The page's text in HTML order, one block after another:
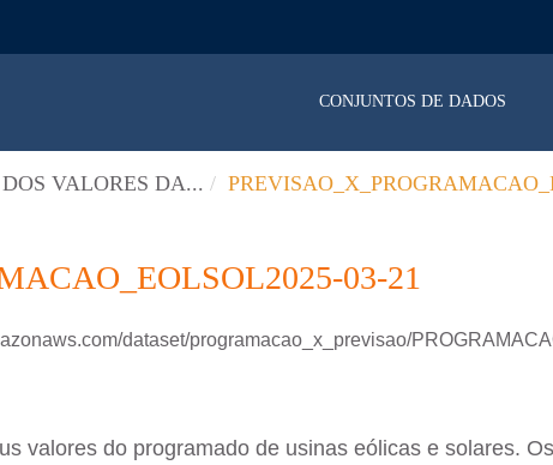
CONJUNTOS DE DADOS
VALORES DA...
03-21
dataset/programacao_x_previsao/
valores do programado de usinas eólicas e solares.